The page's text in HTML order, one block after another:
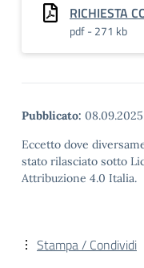
RICHIESTA
pdf - 271 kb
Pubblicato: 08.09.2025
Eccetto dove
stato rilasciato sotto
Attribuzione 4.0 Italia.
Stampa / Condividi